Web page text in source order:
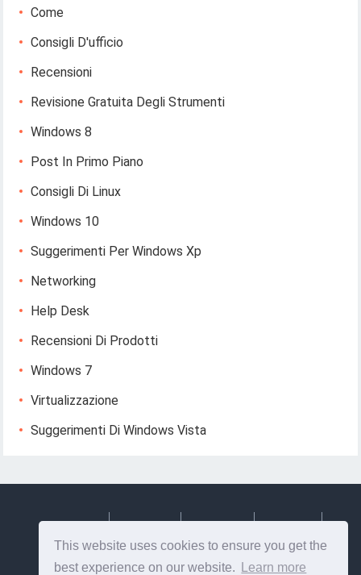
This website uses cookies to ensure you get the
best experience on our website.
Learn more
Come
Consigli D'ufficio
Recensioni
Revisione Gratuita Degli Strumenti
Windows 8
Post In Primo Piano
Consigli Di Linux
Windows 10
Suggerimenti Per Windows Xp
Networking
Help Desk
Recensioni Di Prodotti
Windows 7
Virtualizzazione
Suggerimenti Di Windows Vista